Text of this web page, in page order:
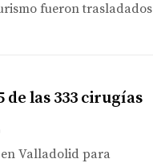
fueron trasladados
de las 333 cirugías
en Valladolid para